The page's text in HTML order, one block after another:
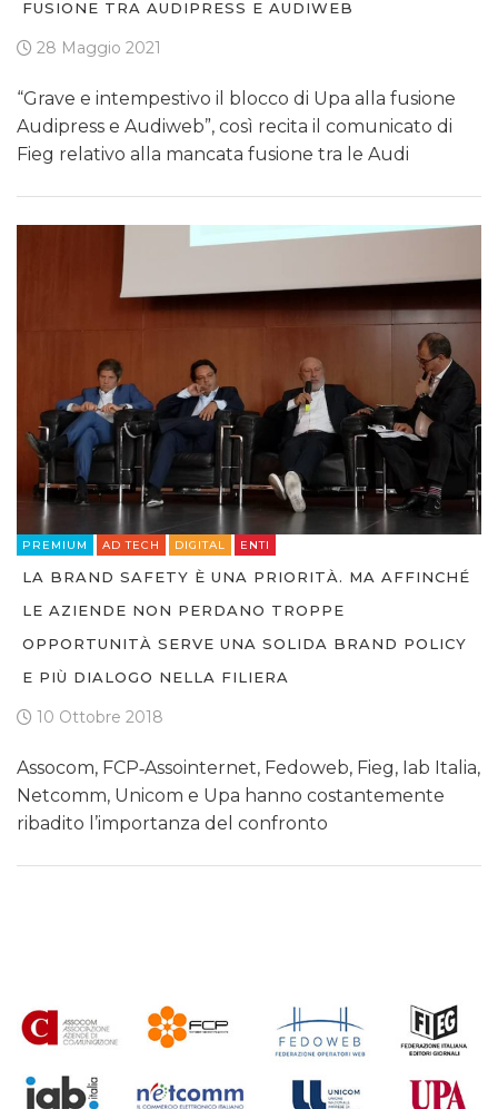
FUSIONE TRA AUDIPRESS E AUDIWEB
28 Maggio 2021
“Grave e intempestivo il blocco di Upa alla fusione
Audipress e Audiweb”, così recita il comunicato di
Fieg relativo alla mancata fusione tra le Audi
PREMIUM AD TECH DIGITAL ENTI
LA BRAND SAFETY È UNA PRIORITÀ. MA AFFINCHÉ
LE AZIENDE NON PERDANO TROPPE
OPPORTUNITÀ SERVE UNA SOLIDA BRAND POLICY
E PIÙ DIALOGO NELLA FILIERA
10 Ottobre 2018
Assocom, FCP‐Assointernet, Fedoweb, Fieg, Iab Italia,
Netcomm, Unicom e Upa hanno costantemente
ribadito l’importanza del confronto